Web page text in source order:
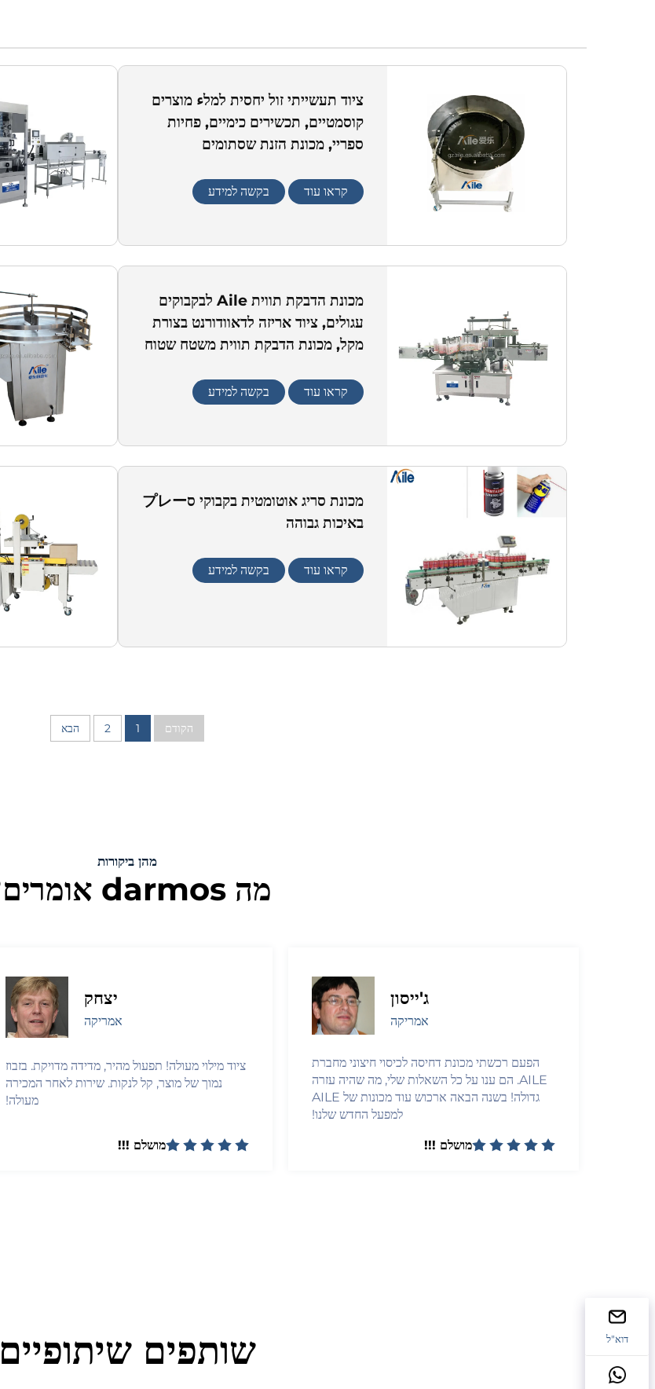
ציוד תעשייתי זול יחסית למלء מוצרים
קוסמטיים, תכשירים כימיים, פחיות
ספריי, מכונת הזנת שסתומים
קראו עוד בקשה למידע
מכונת הדבקת תווית Aile לבקבוקים
עגולים, ציוד אריזה לדאוודורנט בצורת
מקל, מכונת הדבקת תווית משטח שטוח
קראו עוד בקשה למידע
מכונת סריג אוטומטית בקבוקי סプレー
באיכות גבוהה
קראו עוד בקשה למידע
הקודם 1
2 הבא
מהן ביקורות
מה darmos אומרים?
ג'ייסון
אמריקה
הפעם רכשתי מכונת דחיסה לכיסוי חיצוני מחברת
AILE. הם ענו על כל השאלות שלי, מה שהיה עזרה
גדולה! בשנה הבאה ארכוש עוד מכונות של AILE
למפעל החדש שלנו!
מושלם !!!
יצחק
אמריקה
ציוד מילוי מעולה! תפעול מהיר, מדידה מדויקת. בזבוז
נמוך של מוצר, קל לנקות. שירות לאחר המכירה
מעולה!
מושלם !!!
שותפים שיתופיים דוא"ל